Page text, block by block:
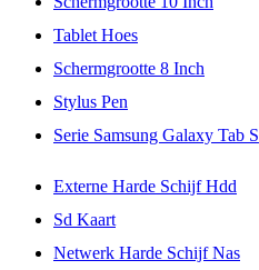
Tablet Hoes
Schermgrootte 8 Inch
Stylus Pen
Serie Samsung Galaxy Tab S
Externe Harde Schijf Hdd
Sd Kaart
Netwerk Harde Schijf Nas